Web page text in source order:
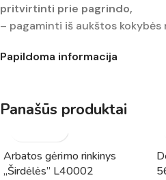
pritvirtinti prie pagrindo,
– pagaminti iš aukštos kokybės
Papildoma informacija
Panašūs produktai
Arbatos gėrimo rinkinys
„Širdėlės” L40002